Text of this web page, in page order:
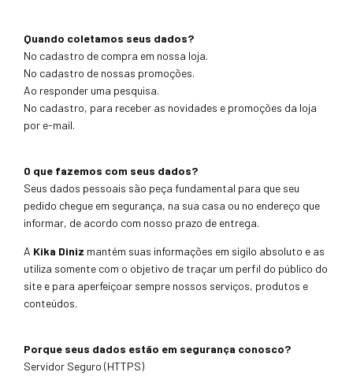
Quando coletamos seus dados?
No cadastro de compra em nossa loja.
No cadastro de nossas promoções.
Ao responder uma pesquisa.
No cadastro, para receber as novidades e promoções da loja
por e-mail.
O que fazemos com seus dados?
Seus dados pessoais são peça fundamental para que seu
pedido chegue em segurança, na sua casa ou no endereço que
informar, de acordo com nosso prazo de entrega.
A Kika Diniz mantém suas informações em sigilo absoluto e as
utiliza somente com o objetivo de traçar um perfil do público do
site e para aperfeiçoar sempre nossos serviços, produtos e
conteúdos.
Porque seus dados estão em segurança conosco?
Servidor Seguro (HTTPS)